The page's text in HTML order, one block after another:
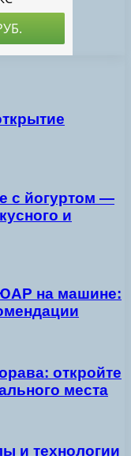
с йогуртом —
и
на машине:
откройте
места
и технологии